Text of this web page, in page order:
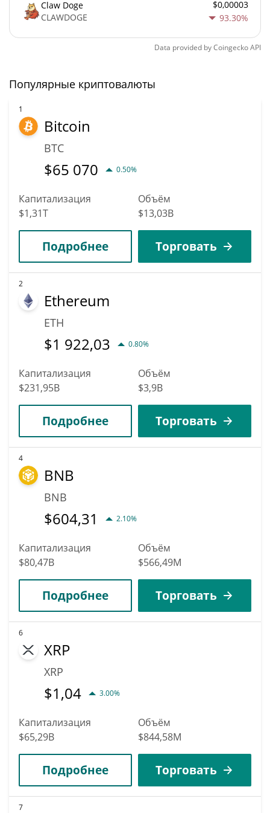
Claw Doge
CLAWDOGE
$0,00003
93.30%
Data provided byCoingeckoAPI
Популярные криптовалюты
1
Bitcoin
BTC
$65 070 0.50%
Капитализация
$1,31T
Объём
$13,03B
Подробнее Торговать
2
Ethereum
ETH
$1 922,03 0.80%
Капитализация
$231,95B
Объём
$3,9B
Подробнее Торговать
4
BNB
BNB
$604,31 2.10%
Капитализация
$80,47B
Объём
$566,49M
Подробнее Торговать
6
XRP
XRP
$1,04 3.00%
Капитализация
$65,29B
Объём
$844,58M
Подробнее Торговать
7